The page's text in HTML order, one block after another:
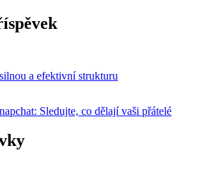
a efektivní strukturu
Sledujte, co dělají vaši přátelé